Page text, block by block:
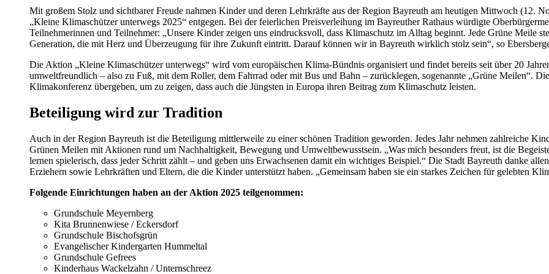
Mit großem Stolz und sichtbarer Freude nahmen Kinder und deren Lehrkräfte aus der Region Bayreuth am heutigen Mittwoch (12.
„Kleine Klimaschützer unterwegs 2025“ entgegen. Bei der feierlichen Preisverleihung im Bayreuther Rathaus würdigte
Teilnehmerinnen und Teilnehmer: „Unsere Kinder zeigen uns eindrucksvoll, dass Klimaschutz im Alltag beginnt. Jede Grüne Meile
Generation, die mit Herz und Überzeugung für ihre Zukunft eintritt. Darauf können wir in Bayreuth wirklich stolz sein“, so
Die Aktion „Kleine Klimaschützer unterwegs“ wird vom europäischen Klima-Bündnis organisiert und findet bereits seit über 20
umweltfreundlich – also zu Fuß, mit dem Roller, dem Fahrrad oder mit Bus und Bahn – zurücklegen, sogenannte „Grüne Meilen“.
Klimakonferenz übergeben, um zu zeigen, dass auch die Jüngsten in Europa ihren Beitrag zum Klimaschutz leisten.
Beteiligung wird zur Tradition
Auch in der Region Bayreuth ist die Beteiligung mittlerweile zu einer schönen Tradition geworden. Jedes Jahr nehmen zahlreiche
Grünen Meilen mit Aktionen rund um Nachhaltigkeit, Bewegung und Umweltbewusstsein. „Was mich besonders freut, ist die
lernen spielerisch, dass jeder Schritt zählt – und geben uns Erwachsenen damit ein wichtiges Beispiel.“ Die Stadt Bayreuth danke
Erziehern sowie Lehrkräften und Eltern, die die Kinder unterstützt haben. „Gemeinsam haben sie ein starkes Zeichen für gelebten
Folgende Einrichtungen haben an der Aktion 2025 teilgenommen:
Grundschule Meyernberg
Kita Brunnenwiese / Eckersdorf
Grundschule Bischofsgrün
Evangelischer Kindergarten Hummeltal
Grundschule Gefrees
Kinderhaus Wackelzahn / Unternschreez